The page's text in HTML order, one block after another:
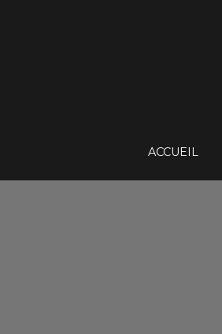
ACCUEIL